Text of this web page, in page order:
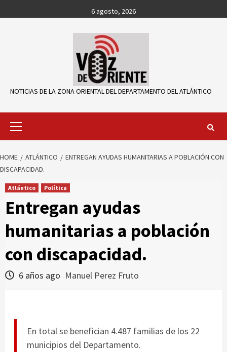
to
6 agosto, 2026
NOTICIAS DE LA ZONA ORIENTAL DEL DEPARTAMENTO DEL ATLÁNTICO
Primary
HOME ATLÁNTICO
ENTREGAN AYUDAS HUMANITARIAS A POBLACIÓN CON
DISCAPACIDAD.
Atlántico Política
Entregan ayudas
humanitarias a población
con discapacidad.
6 años ago Manuel Perez Fruto
En total se benefician 4.487 familias de los 22
municipios del Departamento.